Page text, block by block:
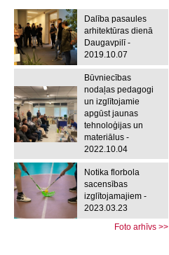
Dalība pasaules
arhitektūras dienā
Daugavpilī -
2019.10.07
Būvniecības
nodaļas pedagogi
un izglītojamie
apgūst jaunas
tehnoloģijas un
materiālus -
2022.10.04
Notika florbola
sacensības
izglītojamajiem -
2023.03.23
Foto arhīvs >>